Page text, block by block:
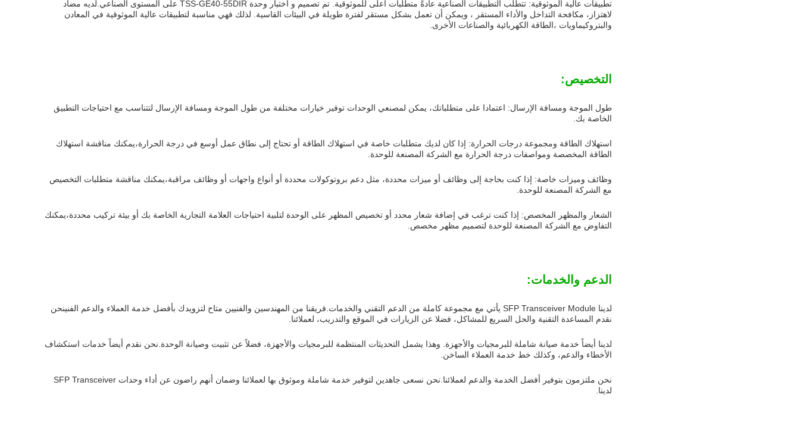
تطبيقات عالية الموثوقية: تتطلب التطبيقات الصناعية عادةً متطلبات أعلى للموثوقية. تم تصميم و اختبار وحدة TSS-GE40-55DIR على المستوى الصناعي.لديه مضاد
لاهتزاز، مكافحة التداخل والأداء المستقر ، ويمكن أن تعمل بشكل مستقر لفترة طويلة في البيئات القاسية. لذلك فهي مناسبة لتطبيقات عالية الموثوقية في المعادن
والبتروكيماويات ،الطاقة الكهربائية والصناعات الأخرى.
التخصيص:
طول الموجة ومسافة الإرسال: اعتمادا على متطلباتك، يمكن لمصنعي الوحدات توفير خيارات مختلفة من طول الموجة ومسافة الإرسال لتتناسب مع احتياجات التطبيق
الخاصة بك.
استهلاك الطاقة ومجموعة درجات الحرارة: إذا كان لديك متطلبات خاصة في استهلاك الطاقة أو تحتاج إلى نطاق عمل أوسع في درجة الحرارة،يمكنك مناقشة استهلاك
الطاقة المخصصة ومواصفات درجة الحرارة مع الشركة المصنعة للوحدة.
وظائف وميزات خاصة: إذا كنت بحاجة إلى وظائف أو ميزات محددة، مثل دعم بروتوكولات محددة أو أنواع واجهات أو وظائف مراقبة،يمكنك مناقشة متطلبات التخصيص
مع الشركة المصنعة للوحدة.
الشعار والمظهر المخصص: إذا كنت ترغب في إضافة شعار محدد أو تخصيص المظهر على الوحدة لتلبية احتياجات العلامة التجارية الخاصة بك أو بيئة تركيب محددة،يمكنك
التفاوض مع الشركة المصنعة للوحدة لتصميم مظهر مخصص.
الدعم والخدمات:
لدينا SFP Transceiver Module يأتي مع مجموعة كاملة من الدعم التقني والخدمات.فريقنا من المهندسين والفنيين متاح لتزويدك بأفضل خدمة العملاء والدعم الفنينحن
نقدم المساعدة التقنية والحل السريع للمشاكل، فضلا عن الزيارات في الموقع والتدريب، لعملائنا.
لدينا أيضاً خدمة صيانة شاملة للبرمجيات والأجهزة. وهذا يشمل التحديثات المنتظمة للبرمجيات والأجهزة، فضلاً عن تثبيت وصيانة الوحدة.نحن نقدم أيضاً خدمات استكشاف
الأخطاء والدعم، وكذلك خط خدمة العملاء الساخن.
نحن ملتزمون بتوفير أفضل الخدمة والدعم لعملائنا.نحن نسعى جاهدين لتوفير خدمة شاملة وموثوق بها لعملائنا وضمان أنهم راضون عن أداء وحدات SFP Transceiver
لدينا.